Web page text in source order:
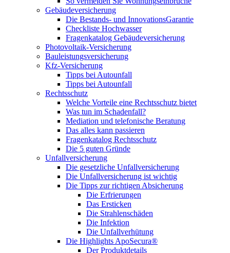
Gebäudeversicherung
Die Bestands- und InnovationsGarantie
Checkliste Hochwasser
Fragenkatalog Gebäudeversicherung
Photovoltaik-Versicherung
Bauleistungsversicherung
Kfz-Versicherung
Tipps bei Autounfall
Tipps bei Autounfall
Rechtsschutz
Welche Vorteile eine Rechtsschutz bietet
Was tun im Schadenfall?
Mediation und telefonische Beratung
Das alles kann passieren
Fragenkatalog Rechtsschutz
Die 5 guten Gründe
Unfallversicherung
Die gesetzliche Unfallversicherung
Die Unfallversicherung ist wichtig
Die Tipps zur richtigen Absicherung
Die Erfrierungen
Das Ersticken
Die Strahlenschäden
Die Infektion
Die Unfallverhütung
Die Highlights ApoSecura®
Der Produktdetails